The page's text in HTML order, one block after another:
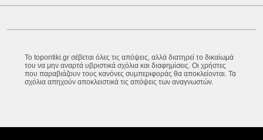
Το topontiki.gr σέβεται όλες τις απόψεις, αλλά διατηρεί το δικαίωμά
του να μην αναρτά υβριστικά σχόλια και διαφημίσεις. Οι χρήστες
που παραβιάζουν τους κανόνες συμπεριφοράς θα αποκλείονται. Τα
σχόλια απηχούν αποκλειστικά τις απόψεις των αναγνωστών.